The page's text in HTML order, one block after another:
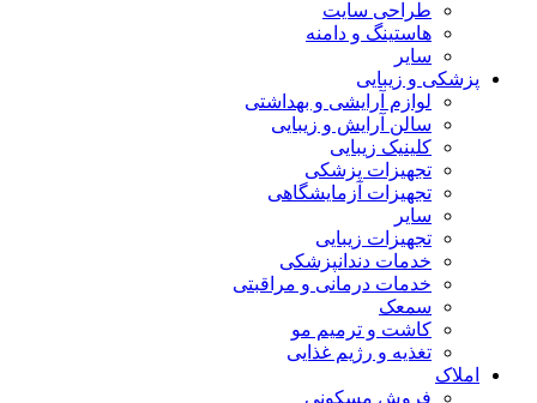
طراحی سایت
هاستینگ و دامنه
سایر
پزشکی و زیبایی
لوازم آرایشی و بهداشتی
سالن آرایش و زیبایی
کلینیک زیبایی
تجهیزات پزشکی
تجهیزات آزمایشگاهی
سایر
تجهیزات زیبایی
خدمات دندانپزشکی
خدمات درمانی و مراقبتی
سمعک
کاشت و ترمیم مو
تغذیه و رژیم غذایی
املاک
فروش مسکونی